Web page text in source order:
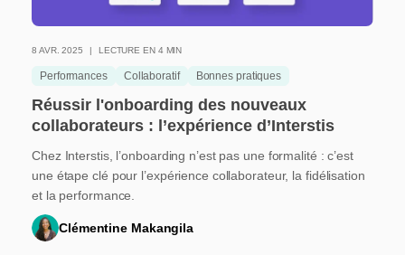
8 AVR. 2025 LECTURE EN 4 MIN
Performances Collaboratif Bonnes pratiques
Réussir l'onboarding des nouveaux
collaborateurs : l’expérience d’Interstis
Chez Interstis, l’onboarding n’est pas une formalité : c’est
une étape clé pour l’expérience collaborateur, la fidélisation
et la performance.
Clémentine Makangila